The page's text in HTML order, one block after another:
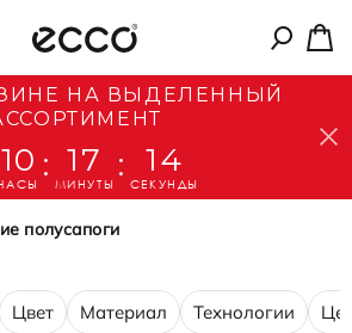
НА ВЫДЕЛЕННЫЙ
10 : 17
МИНУТЫ
: 14
СЕКУНДЫ
полусапоги
Цвет Материал Технологии